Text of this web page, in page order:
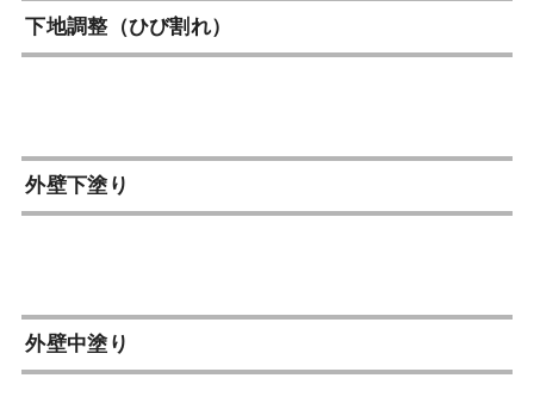
下地調整（ひび割れ）
外壁下塗り
外壁中塗り